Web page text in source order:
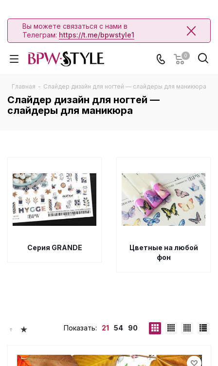
Вы можете связаться с нами в
Телеграм: https://t.me/bpwstyle1
0
Главная - Слайдер дизайн для ногтей — слайдеры для маникюра
Слайдер дизайн для ногтей —
слайдеры для маникюра
Серия GRANDE
Цветные на любой
фон
Показать: 21 54 90